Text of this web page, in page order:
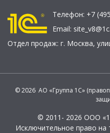
Телефон: +7
Email:
Отдел продаж: г. Москва,
© 2026 АО «Группа 1С»
© 2011- 2026 ООО
Исключительное право на